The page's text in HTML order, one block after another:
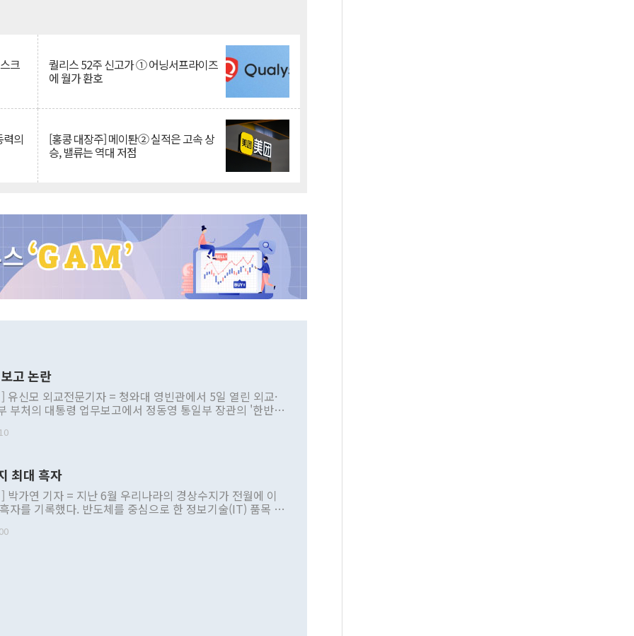
크 퀄리스 52주 신고가 ① 어닝서프라이즈
에 월가 환호
의 [홍콩 대장주] 메이퇀② 실적은 고속 상
승, 밸류는 역대 저점
고 논란
유신모 외교전문기자 = 청와대 영빈관에서 5일 열린 외교·
부처의 대통령 업무보고에서 정동영 통일부 장관의 '한반도
부 내 조율을 거치지 않은 사안을 정책으로 추진하겠다고 공
근거한 비현실적 구상'이라는 비판을 내놨다. 그동안 정 장
관련 발언이 물의를 빚은 적은 여러 번 있지만 대통령과 유
공개적으로 부정적 입장을 표명한 것은 이례적이다. 정 장
북 접근법과 월권을 제어해야 한다는 목소리도 높아지고 있
최대 흑자
박가연 기자 = 지난 6월 우리나라의 경상수지가 전월에 이
자를 기록했다. 반도체를 중심으로 한 정보기술(IT) 품목 수
르